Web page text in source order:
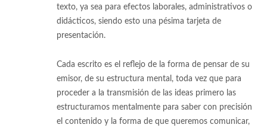
texto, ya sea para efectos laborales, administrativos o
didácticos, siendo esto una pésima tarjeta de
presentación.
Cada escrito es el reflejo de la forma de pensar de su
emisor, de su estructura mental, toda vez que para
proceder a la transmisión de las ideas primero las
estructuramos mentalmente para saber con precisión
el contenido y la forma de que queremos comunicar,